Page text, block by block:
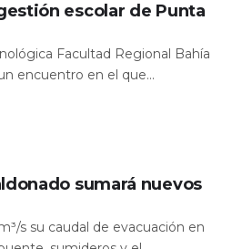
escolar de Punta
Facultad Regional Bahía
encuentro en el que...
sumará nuevos
s su caudal de evacuación en